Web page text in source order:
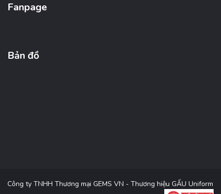
Fanpage
Bản đồ
Công ty TNHH Thương mại GEMS VN - Thương hiệu GẤU Uniform